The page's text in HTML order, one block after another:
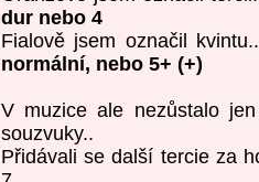
dur nebo 4
Fialově jsem označil
normální, nebo 5+ (+)
V muzice ale nezůstalo
souzvuky..
Přidávali se další tercie za